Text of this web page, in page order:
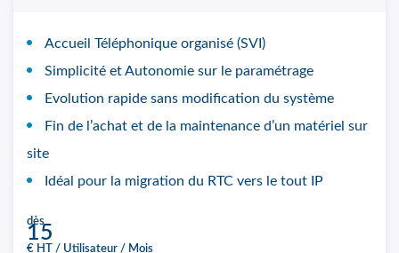
Accueil Téléphonique organisé (SVI)
Simplicité et Autonomie sur le paramétrage
Evolution rapide sans modification du système
Fin de l’achat et de la maintenance d’un matériel sur
site
Idéal pour la migration du RTC vers le tout IP
dès
15
€ HT / Utilisateur / Mois